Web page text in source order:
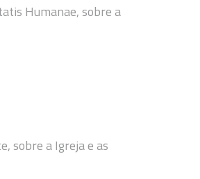
Humanae, sobre a
sobre a Igreja e as